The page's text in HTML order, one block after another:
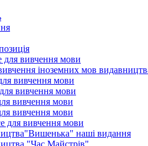
для вивчення мови
іноземних мов
вивчення мови
для вивчення мови
вивчення мови
вивчення мови
для вивчення мови
наші видання